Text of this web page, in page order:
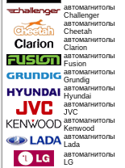
автомагнитолы
Challenger
автомагнитолы
Cheetah
автомагнитолы
Clarion
автомагнитолы
Fusion
автомагнитолы
Grundig
автомагнитолы
Hyundai
автомагнитолы
JVC
автомагнитолы
Kenwood
автомагнитолы
Lada
автомагнитолы
LG